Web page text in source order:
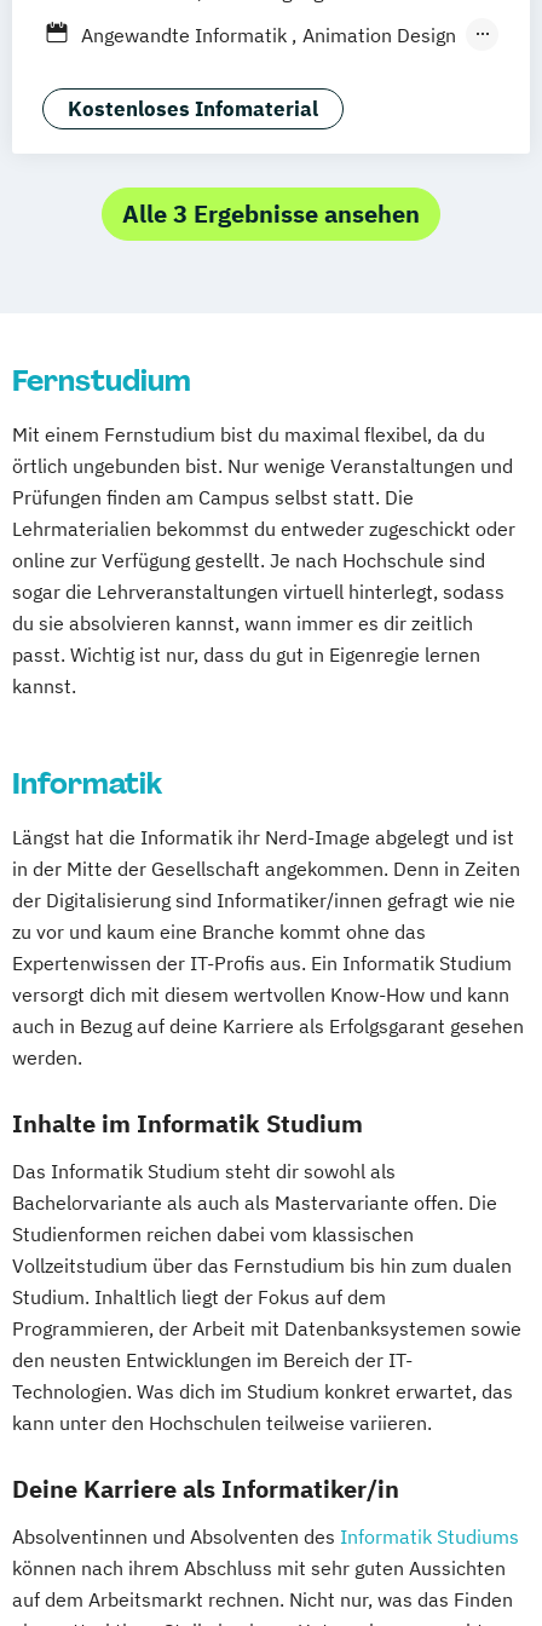
Zürich Rostock Dortmund
Angewandte Informatik
Animation Design
Big Data und Data Science
Digitale Medien Game Design
Industriedesign
Informatik
KI und maschinelles Lernen
Professional Software Engineering
Wirtschaftsinformatik
Kostenloses Infomaterial
Alle 3 Ergebnisse ansehen
Fernstudium
Mit einem Fernstudium bist du maximal flexibel, da du
örtlich ungebunden bist. Nur wenige Veranstaltungen und
Prüfungen finden am Campus selbst statt. Die
Lehrmaterialien bekommst du entweder zugeschickt oder
online zur Verfügung gestellt. Je nach Hochschule sind
sogar die Lehrveranstaltungen virtuell hinterlegt, sodass
du sie absolvieren kannst, wann immer es dir zeitlich
passt. Wichtig ist nur, dass du gut in Eigenregie lernen
kannst.
Informatik
Längst hat die Informatik ihr Nerd-Image abgelegt und ist
in der Mitte der Gesellschaft angekommen. Denn in Zeiten
der Digitalisierung sind Informatiker/innen gefragt wie nie
zu vor und kaum eine Branche kommt ohne das
Expertenwissen der IT-Profis aus. Ein Informatik Studium
versorgt dich mit diesem wertvollen Know-How und kann
auch in Bezug auf deine Karriere als Erfolgsgarant gesehen
werden.
Inhalte im Informatik Studium
Das Informatik Studium steht dir sowohl als
Bachelorvariante als auch als Mastervariante offen. Die
Studienformen reichen dabei vom klassischen
Vollzeitstudium über das Fernstudium bis hin zum dualen
Studium. Inhaltlich liegt der Fokus auf dem
Programmieren, der Arbeit mit Datenbanksystemen sowie
den neusten Entwicklungen im Bereich der IT-
Technologien. Was dich im Studium konkret erwartet, das
kann unter den Hochschulen teilweise variieren.
Deine Karriere als Informatiker/in
Absolventinnen und Absolventen des Informatik Studiums
können nach ihrem Abschluss mit sehr guten Aussichten
auf dem Arbeitsmarkt rechnen. Nicht nur, was das Finden